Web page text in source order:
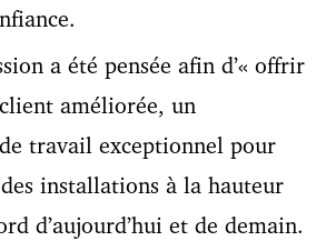
a été pensée afin d’« offrir
améliorée, un
travail exceptionnel pour
installations à la hauteur
d’aujourd’hui et de demain.